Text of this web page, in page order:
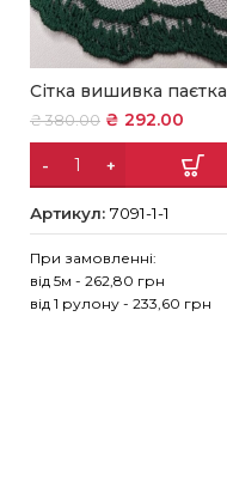
Сітка вишивка паєтка
₴380.00 ₴ 292.00
Артикул:7091-1-1
При замовленні:
від 5м - 262,80 грн
від 1 рулону - 233,60 грн